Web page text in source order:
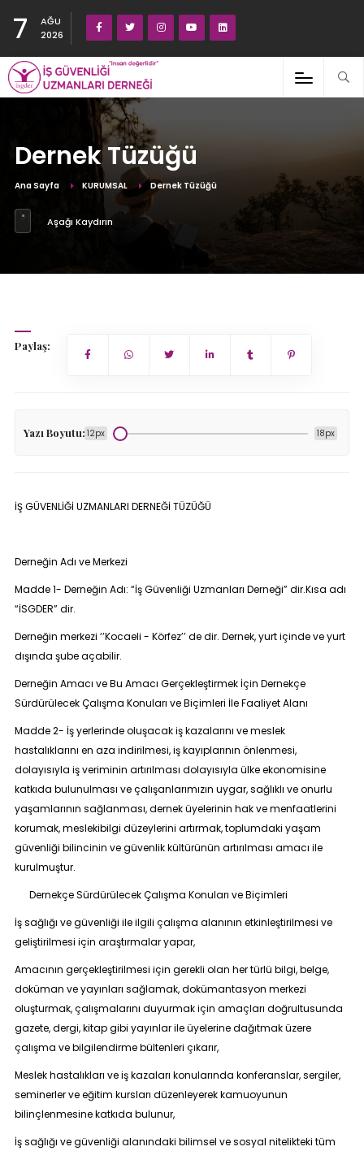
7
AĞU
2026
Dernek Tüzüğü
Ana Sayfa KURUMSAL Dernek Tüzüğü
Aşağı Kaydırın
Paylaş:
Yazı Boyutu: 12px 18px
İŞ GÜVENLİĞİ UZMANLARI DERNEĞİ TÜZÜĞÜ
Derneğin Adı ve Merkezi
Madde 1- Derneğin Adı: “İş Güvenliği Uzmanları Derneği” dir.Kısa adı
“İSGDER” dir.
Derneğin merkezi ‘’Kocaeli - Körfez’’ de dir. Dernek, yurt içinde ve yurt
dışında şube açabilir.
Derneğin Amacı ve Bu Amacı Gerçekleştirmek İçin Dernekçe
Sürdürülecek Çalışma Konuları ve Biçimleri İle Faaliyet Alanı
Madde 2- İş yerlerinde oluşacak iş kazalarını ve meslek
hastalıklarını en aza indirilmesi, iş kayıplarının önlenmesi,
dolayısıyla iş veriminin artırılması dolayısıyla ülke ekonomisine
katkıda bulunulması ve çalışanlarımızın uygar, sağlıklı ve onurlu
yaşamlarının sağlanması, dernek üyelerinin hak ve menfaatlerini
korumak, meslekibilgi düzeylerini artırmak, toplumdaki yaşam
güvenliği bilincinin ve güvenlik kültürünün artırılması amacı ile
kurulmuştur.
Dernekçe Sürdürülecek Çalışma Konuları ve Biçimleri
İş sağlığı ve güvenliği ile ilgili çalışma alanının etkinleştirilmesi ve
geliştirilmesi için araştırmalar yapar,
Amacının gerçekleştirilmesi için gerekli olan her türlü bilgi, belge,
doküman ve yayınları sağlamak, dokümantasyon merkezi
oluşturmak, çalışmalarını duyurmak için amaçları doğrultusunda
gazete, dergi, kitap gibi yayınlar ile üyelerine dağıtmak üzere
çalışma ve bilgilendirme bültenleri çıkarır,
Meslek hastalıkları ve iş kazaları konularında konferanslar, sergiler,
seminerler ve eğitim kursları düzenleyerek kamuoyunun
bilinçlenmesine katkıda bulunur,
İş sağlığı ve güvenliği alanındaki bilimsel ve sosyal nitelikteki tüm